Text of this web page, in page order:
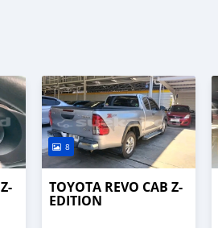
8
TOYOTA REVO CAB Z-
EDITION